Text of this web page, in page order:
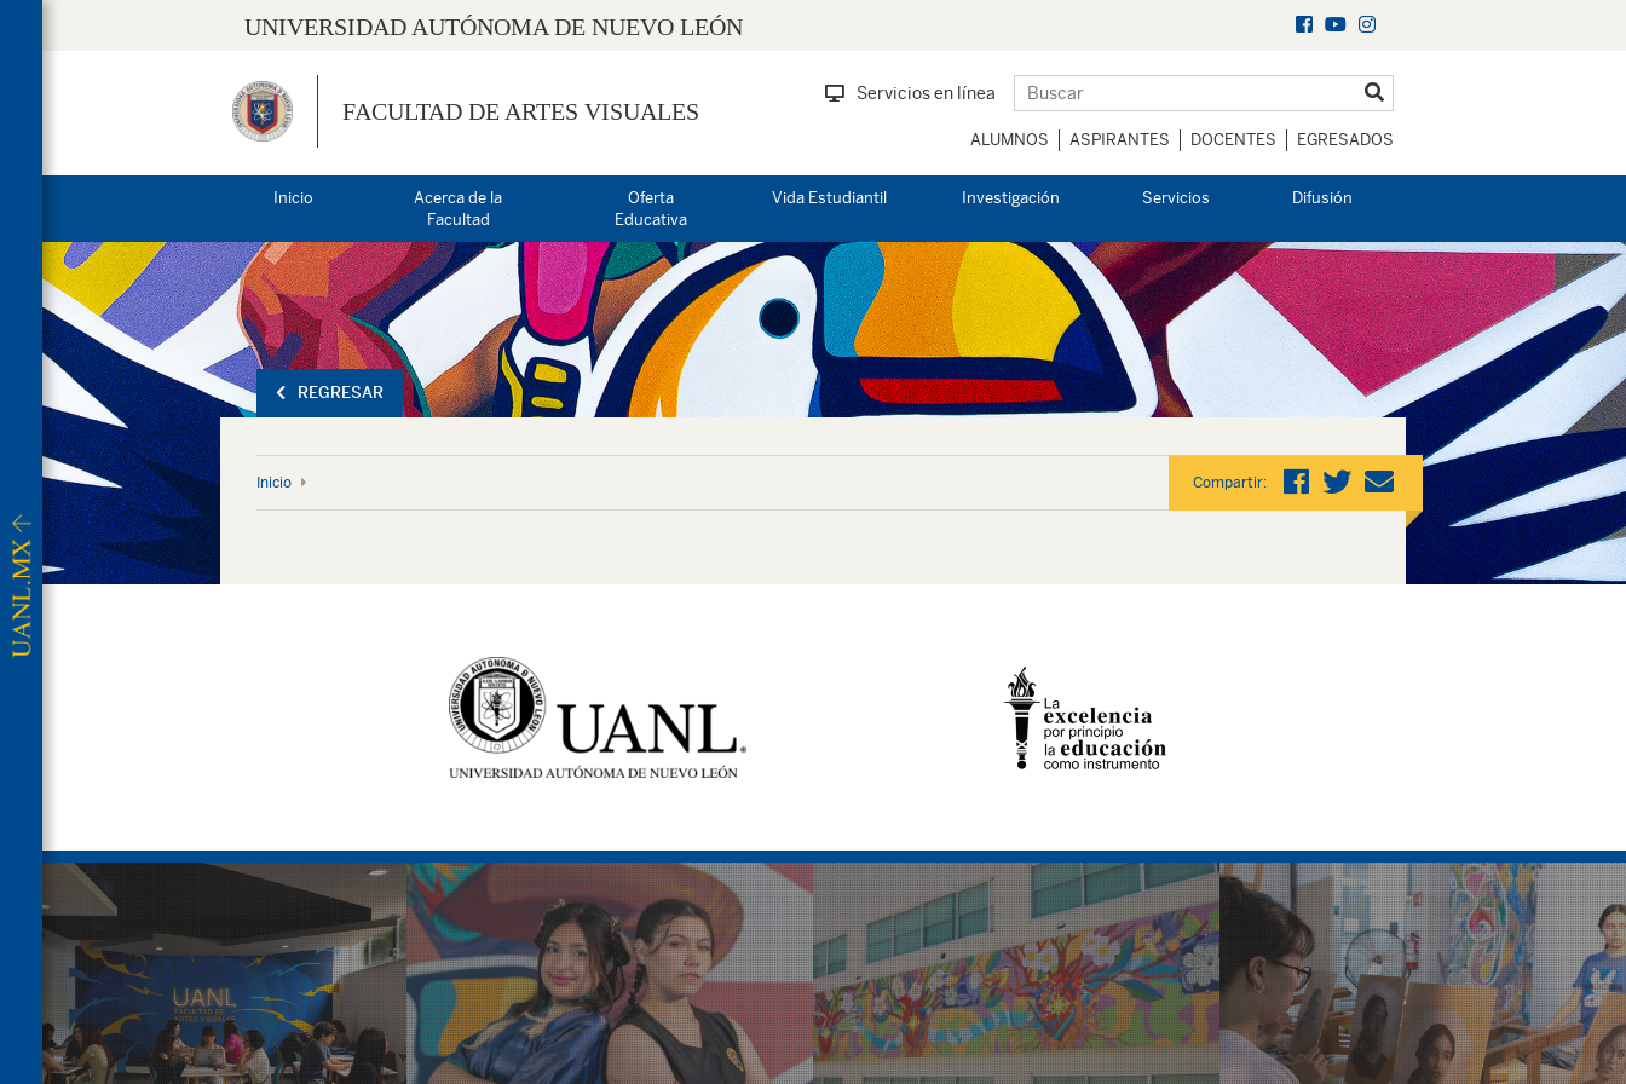
UNIVERSIDAD AUTÓNOMA DE NUEVO LEÓN
FACULTAD DE ARTES VISUALES
Servicios en línea
ALUMNOS ASPIRANTES DOCENTES EGRESADOS
Inicio
Acerca de la
Facultad
Oferta
Educativa
Vida Estudiantil Investigación Servicios Difusión
REGRESAR
Inicio Compartir: